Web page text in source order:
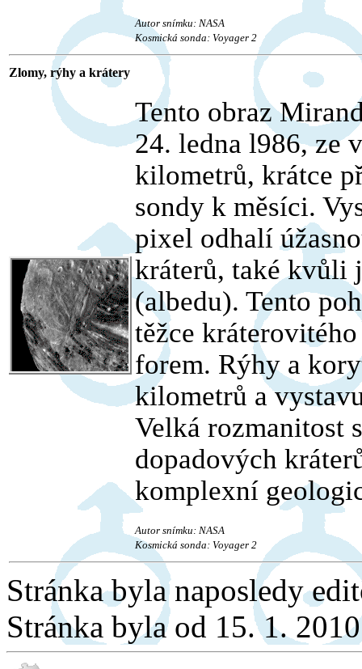
Autor snímku: NASA
Kosmická sonda: Voyager 2
Zlomy, rýhy a krátery
Tento obraz
24. ledna l986, ze
kilometrů, krátce
sondy k měsíci.
pixel odhalí
kráterů, také kvůli
(albedu). Tento
těžce
forem. Rýhy a
kilometrů a
Velká rozmanitost
dopadových
komplexní
Autor snímku: NASA
Kosmická sonda: Voyager 2
Stránka byla naposledy
Stránka byla od 15. 1.